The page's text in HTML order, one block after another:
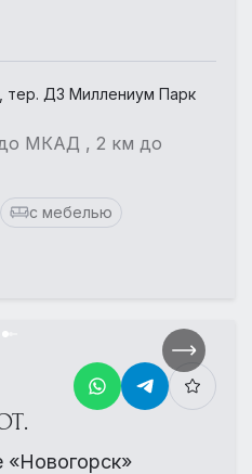
тер. ДЗ Миллениум Парк
МКАД , 2 км до
с мебелью
«Новогорск»